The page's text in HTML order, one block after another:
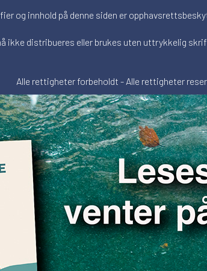
og innhold på denne siden er
ikke distribueres eller brukes uten uttrykkelig
Alle rettigheter forbeholdt - Alle rettigheter